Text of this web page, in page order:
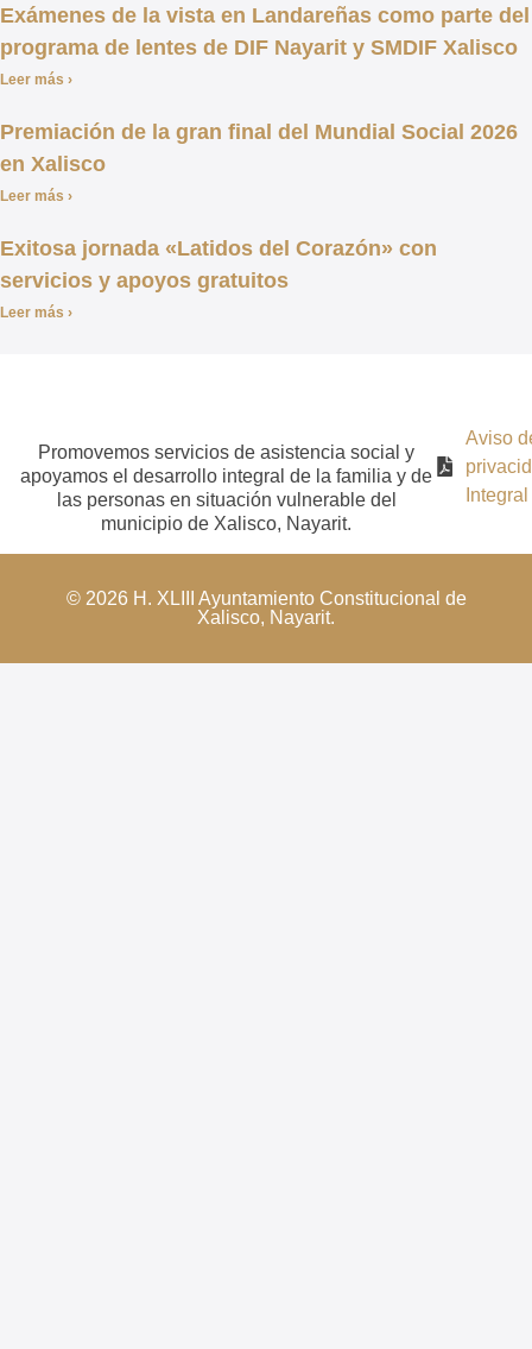
Exámenes de la vista en Landareñas como parte del
programa de lentes de DIF Nayarit y SMDIF Xalisco
Leer más ›
Premiación de la gran final del Mundial Social 2026
en Xalisco
Leer más ›
Exitosa jornada «Latidos del Corazón» con
servicios y apoyos gratuitos
Leer más ›
Promovemos servicios de asistencia social y
apoyamos el desarrollo integral de la familia y de
las personas en situación vulnerable del
municipio de Xalisco, Nayarit.
Aviso
Integral
© 2026 H. XLIII Ayuntamiento Constitucional de
Xalisco, Nayarit.